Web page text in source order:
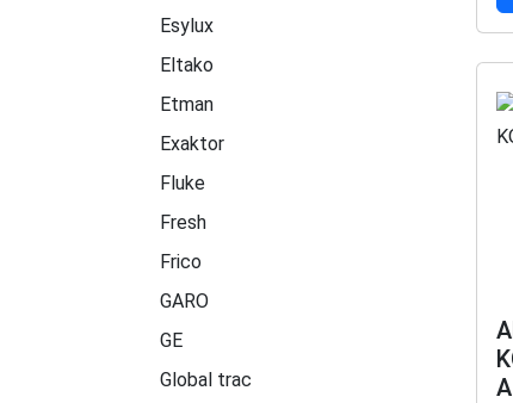
Esylux
Eltako
Etman
Exaktor
Fluke
Fresh
Frico
GARO
GE
Global trac
A